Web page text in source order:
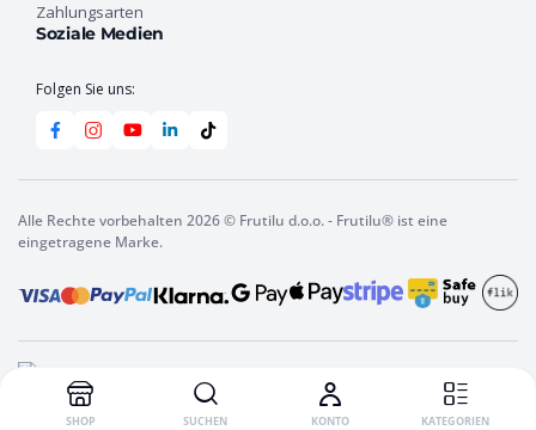
Zahlungsarten
Soziale Medien
Folgen Sie uns:
Alle Rechte vorbehalten 2026 © Frutilu d.o.o. - Frutilu® ist eine
eingetragene Marke.
SHOP SUCHEN KONTO KATEGORIEN